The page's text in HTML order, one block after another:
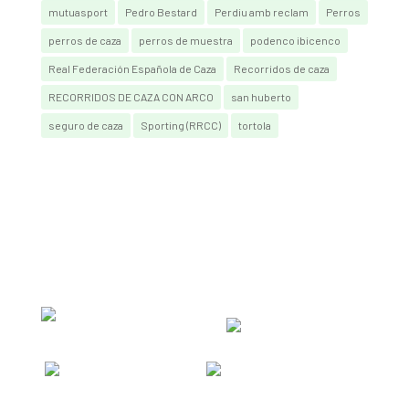
mutuasport Pedro Bestard Perdiu amb reclam Perros
perros de caza perros de muestra podenco ibicenco
Real Federación Española de Caza Recorridos de caza
RECORRIDOS DE CAZA CON ARCO san huberto
seguro de caza Sporting (RRCC) tortola